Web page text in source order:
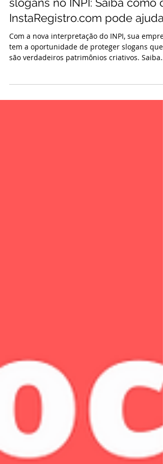
Agora é possível registrar
slogans no INPI: Saiba como o
InstaRegistro.com pode
Com a nova interpretação do INPI, sua
são verdadeiros patrimônios criativos. Saiba